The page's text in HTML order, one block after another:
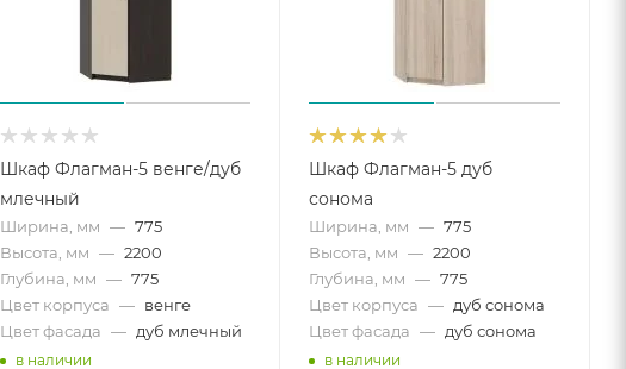
Шкаф Флагман-5 венге/дуб
млечный
Ширина, мм — 775
Высота, мм — 2200
Глубина, мм — 775
Цвет корпуса — венге
Цвет фасада — дуб млечный
в наличии
Шкаф Флагман-5 дуб
сонома
Ширина, мм — 775
Высота, мм — 2200
Глубина, мм — 775
Цвет корпуса — дуб сонома
Цвет фасада — дуб сонома
в наличии